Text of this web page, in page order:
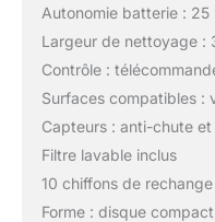
Autonomie batterie : 25
Largeur de nettoyage :
Contrôle :
Surfaces compatibles :
Capteurs : anti-chute
Filtre lavable inclus
10 chiffons de
Forme : disque compact